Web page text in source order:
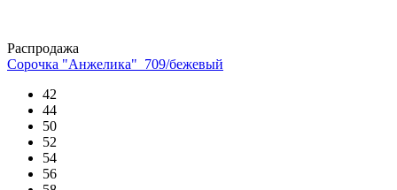
Распродажа
Сорочка "Анжелика"_709/бежевый
42
44
50
52
54
56